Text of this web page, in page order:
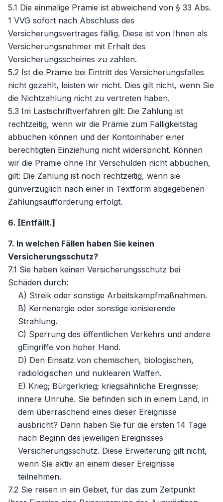
5.1 Die einmalige Prämie ist abweichend von § 33 Abs.
1 VVG sofort nach Abschluss des
Versicherungsvertrages fällig. Diese ist von Ihnen als
Versicherungsnehmer mit Erhalt des
Versicherungsscheines zu zahlen.
5.2 Ist die Prämie bei Eintritt des Versicherungsfalles
nicht gezahlt, leisten wir nicht. Dies gilt nicht, wenn Sie
die Nichtzahlung nicht zu vertreten haben.
5.3 Im Lastschriftverfahren gilt: Die Zahlung ist
rechtzeitig, wenn wir die Prämie zum Fälligkeitstag
abbuchen können und der Kontoinhaber einer
berechtigten Einziehung nicht widerspricht. Können
wir die Prämie ohne Ihr Verschulden nicht abbuchen,
gilt: Die Zahlung ist noch rechtzeitig, wenn sie
gunverzüglich nach einer in Textform abgegebenen
Zahlungsaufforderung erfolgt.
6. [Entfällt.]
7. In welchen Fällen haben Sie keinen
Versicherungsschutz?
7.1 Sie haben keinen Versicherungsschutz bei
Schäden durch:
A) Streik oder sonstige Arbeitskampfmaßnahmen.
B) Kernenergie oder sonstige ionisierende
Strahlung.
C) Sperrung des öffentlichen Verkehrs und andere
gEingriffe von hoher Hand.
D) Den Einsatz von chemischen, biologischen,
radiologischen und nuklearen Waffen.
E) Krieg; Bürgerkrieg; kriegsähnliche Ereignisse;
innere Unruhe. Sie befinden sich in einem Land, in
dem überraschend eines dieser Ereignisse
ausbricht? Dann haben Sie für die ersten 14 Tage
nach Beginn des jeweiligen Ereignisses
Versicherungsschutz. Diese Erweiterung gilt nicht,
wenn Sie aktiv an einem dieser Ereignisse
teilnehmen.
7.2 Sie reisen in ein Gebiet, für das zum Zeitpunkt